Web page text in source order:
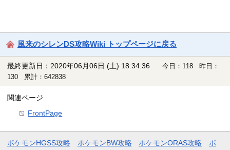
風来のシレンDS攻略Wiki トップページに戻る
最終更新日：2020年06月06日 (土) 18:34:36
今日：118 昨日：
130 累計：642838
関連ページ
FrontPage
ポケモンHGSS攻略 ポケモンBW攻略 ポケモンORAS攻略 ポ